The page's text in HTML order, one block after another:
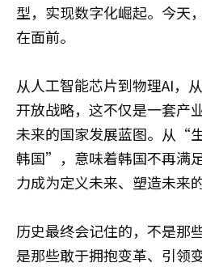
型，实现数字化崛起。今天
在面前。
从人工智能芯片到物理AI，
开放战略，这不仅是一套产
未来的国家发展蓝图。从“
韩国”，意味着韩国不再满
力成为定义未来、塑造未来
历史最终会记住的，不是那
是那些敢于拥抱变革、引领